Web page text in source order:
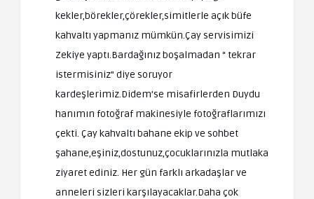
kekler,börekler,çörekler,simitlerle açık büfe
kahvaltı yapmanız mümkün.Çay servisimizi
Zekiye yaptı.Bardağınız boşalmadan “ tekrar
istermisiniz” diye soruyor
kardeşlerimiz.Didem’se misafirlerden Duydu
hanımın fotoğraf makinesiyle fotoğraflarımızı
çekti. Çay kahvaltı bahane ekip ve sohbet
şahane,eşiniz,dostunuz,çocuklarınızla mutlaka
ziyaret ediniz. Her gün farklı arkadaşlar ve
anneleri sizleri karşılayacaklar.Daha çok